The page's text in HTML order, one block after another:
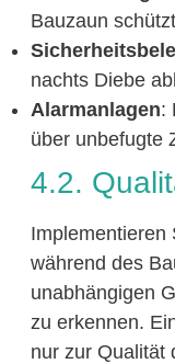
Bauzaun
nachts Diebe
Alarmanlagen:
über unbefugte
4.2.
Implementieren
während des
unabhängigen
zu erkennen.
nur zur Qualität